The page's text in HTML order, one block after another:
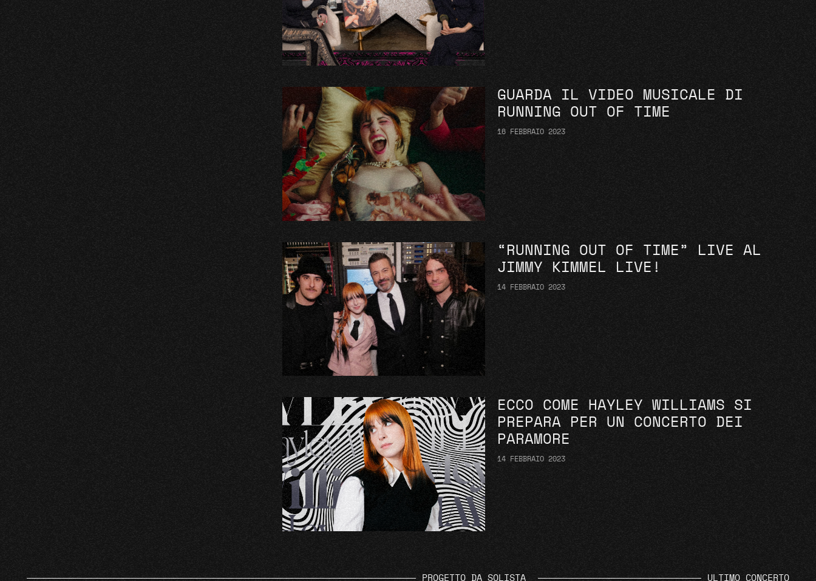
GUARDA IL VIDEO MUSICALE DI
RUNNING OUT OF TIME
16 FEBBRAIO 2023
“RUNNING OUT OF TIME” LIVE AL
JIMMY KIMMEL LIVE!
14 FEBBRAIO 2023
ECCO COME HAYLEY WILLIAMS SI
PREPARA PER UN CONCERTO DEI
PARAMORE
14 FEBBRAIO 2023
PROGETTO DA SOLISTA ULTIMO CONCERTO